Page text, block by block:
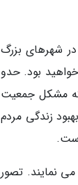
شهرهای بزرگ
بود. حدو
است که مشکل جمعیت
زندگی مردم
نمایند. تصور